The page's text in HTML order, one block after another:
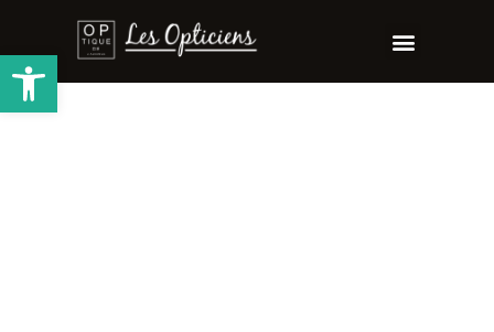
Ouvrir la barre d’outils